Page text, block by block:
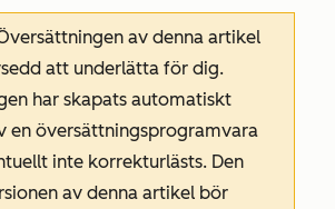
av denna artikel
att underlätta för dig.
har skapats automatiskt
en översättningsprogramvara
inte korrekturlästs. Den
av denna artikel bör